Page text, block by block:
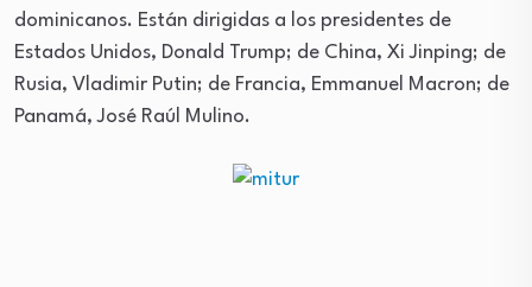
dominicanos. Están dirigidas a los presidentes de
Estados Unidos, Donald Trump; de China, Xi Jinping; de
Rusia, Vladimir Putin; de Francia, Emmanuel Macron; de
Panamá, José Raúl Mulino.